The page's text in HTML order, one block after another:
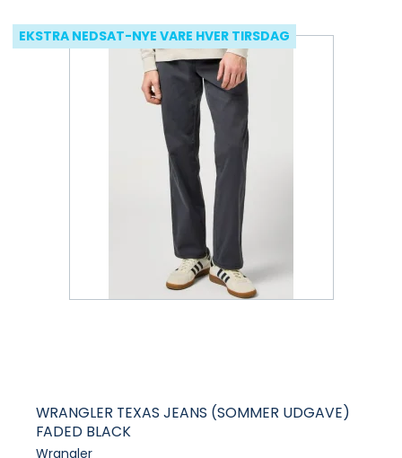
EKSTRA NEDSAT-NYE VARE HVER TIRSDAG
WRANGLER TEXAS JEANS (SOMMER UDGAVE)
FADED BLACK
Wrangler